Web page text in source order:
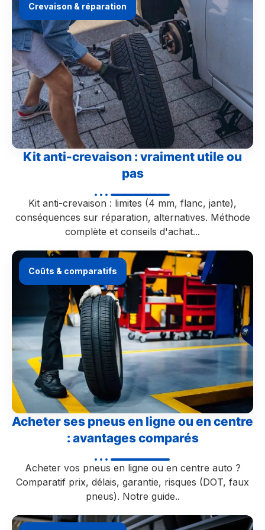
Crevaison & réparation
Kit anti-crevaison : vraiment utile ou
pas
Kit anti-crevaison : limites (4 mm, flanc, jante),
conséquences sur réparation, alternatives. Méthode
complète et conseils d'achat...
Coûts & comparatifs
Acheter ses pneus en ligne ou en centre
: avantages comparés
Acheter vos pneus en ligne ou en centre auto ?
Comparatif prix, délais, garantie, risques (DOT, faux
pneus). Notre guide..